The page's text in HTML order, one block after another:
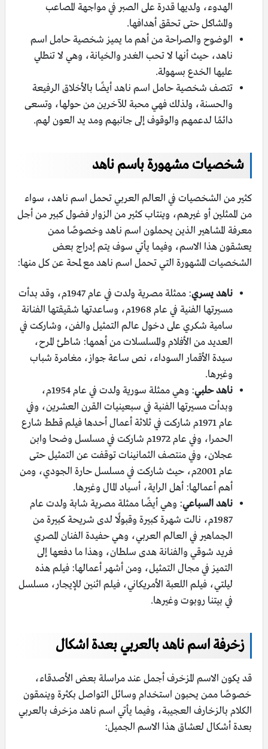
الهدوء، ولديها قدرة على الصبر في مواجهة المصاعب
والمشاكل حتى تحقق أهدافها.
الوضوح والصراحة من أهم ما يميز شخصية حامل اسم
ناهد، حيث أنها لا تحب الغدر والخيانة، وهي لا تنطلي
عليها الخدع بسهولة.
تتصف شخصية حامل اسم ناهد أيضًا بالأخلاق الرفيعة
والحسنة، ولذلك فهي محبة للآخرين من حولها، وتسعى
دائمًا لدعمهم والوقوف إلى جانبهم ومد يد العون لهم.
شخصيات مشهورة باسم ناهد
كثير من الشخصيات في العالم العربي تحمل اسم ناهد، سواء
من الممثلين أو غيرهم، وينتاب كثير من الزوار فضول كبير من أجل
معرفة المشاهير الذين يحملون اسم ناهد وخصوصًا ممن
يعشقون هذا الاسم، وفيما يأتي سوف يتم إدراج بعض
الشخصيات المشهورة التي تحمل اسم ناهد مع لمحة عن كل منها:
ناهد يسري
: ممثلة مصرية ولدت في عام 1947م، وقد بدأت
مسيرتها الفنية في عام 1968م، وساعدتها شقيقتها الفنانة
سامية شكري على دخول عالم التمثيل والفن، وشاركت في
العديد من الأفلام والمسلسلات من أهمها: شاطئ المرح،
سيدة الأقمار السوداء، نص ساعة جواز، مغامرة شباب
وغيرها.
ناهد حلبي
: وهي ممثلة سورية ولدت في عام 1954م،
وبدأت مسيرتها الفنية في سبعينيات القرن العشرين، وفي
عام 1971م شاركت في ثلاثة أعمال أحدها فيلم قطط شارع
الحمرا، وفي عام 1972م شاركت في مسلسل وضحا وابن
عجلان، وفي منتصف الثمانينات توقفت عن التمثيل حتى
عام 2001م، حيث شاركت في مسلسل حارة الجودي، ومن
أهم أعمالها: أهل الراية، أسياد المال وغيرها.
ناهد السباعي: وهي أيضًا ممثلة مصرية شابة ولدت عام
1987م، نالت شهرة كبيرة وقبولًا لدى شريحة كبيرة من
الجماهير في العالم العربي، وهي حفيدة الفنان المصري
فريد شوقي والفنانة هدى سلطان، وهذا ما دفعها إلى
التميز في مجال التمثيل، ومن أشهر أعمالها: فيلم هذه
ليلتي، فيلم اللعبة الأمريكاني، فيلم اثنين للإيجار، مسلسل
في بيتنا روبوت وغيرها.
زخرفة اسم ناهد بالعربي بعدة اشكال
قد يكون الاسم المزخرف أجمل عند مراسلة بعض الأصدقاء،
خصوصًا ممن يحبون استخدام وسائل التواصل بكثرة وينمقون
الكلام بالزخارف العجيبة، وفيما يأتي اسم ناهد مزخرف بالعربي
بعدة أشكال لعشاق هذا الاسم الجميل: